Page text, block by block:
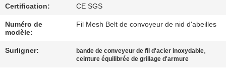
CONTACTEZ-
NOUS
Certification: CE SGS
Numéro de
modèle:
Fil Mesh Belt de convoyeur de nid d'abeilles
Surligner: bande de conveyeur de fil d'acier inoxydable,
ceinture équilibrée de grillage d'armure